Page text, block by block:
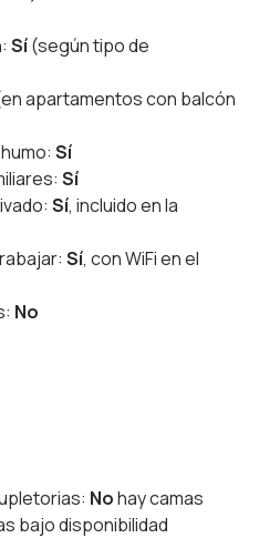
Sí(según tipo de
apartamentos con balcón
Sí
Sí
Sí, incluido en la
Sí, con WiFi en el
No
Nohay camas
bajo disponibilidad